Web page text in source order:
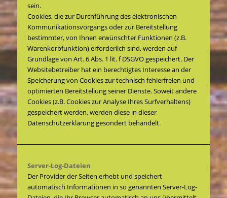
sein.
Cookies, die zur Durchführung des elektronischen
Kommunikationsvorgangs oder zur Bereitstellung
bestimmter, von Ihnen erwünschter Funktionen (z.B.
Warenkorbfunktion) erforderlich sind, werden auf
Grundlage von Art. 6 Abs. 1 lit. f DSGVO gespeichert. Der
Websitebetreiber hat ein berechtigtes Interesse an der
Speicherung von Cookies zur technisch fehlerfreien und
optimierten Bereitstellung seiner Dienste. Soweit andere
Cookies (z.B. Cookies zur Analyse Ihres Surfverhaltens)
gespeichert werden, werden diese in dieser
Datenschutzerklärung gesondert behandelt.
Server-Log-Dateien
Der Provider der Seiten erhebt und speichert
automatisch Informationen in so genannten Server-Log-